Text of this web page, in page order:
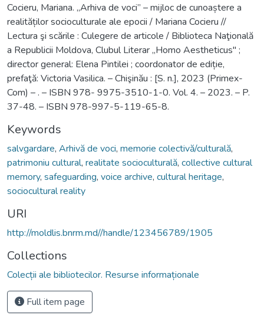
Cocieru, Mariana. „Arhiva de voci” – mijloc de cunoaștere a
realităților socioculturale ale epocii / Mariana Cocieru //
Lectura şi scările : Culegere de articole / Biblioteca Naţională
a Republicii Moldova, Clubul Literar „Homo Aestheticus" ;
director general: Elena Pintilei ; coordonator de ediție,
prefaţă: Victoria Vasilica. – Chişinău : [S. n.], 2023 (Primex-
Com) – . – ISBN 978- 9975-3510-1-0. Vol. 4. – 2023. – P.
37-48. – ISBN 978-997-5-119-65-8.
Keywords
salvgardare, Arhivă de voci, memorie colectivă/culturală,
patrimoniu cultural, realitate socioculturală, collective cultural
memory, safeguarding, voice archive, cultural heritage,
sociocultural reality
URI
http://moldlis.bnrm.md//handle/123456789/1905
Collections
Colecții ale bibliotecilor. Resurse informaționale
Full item page